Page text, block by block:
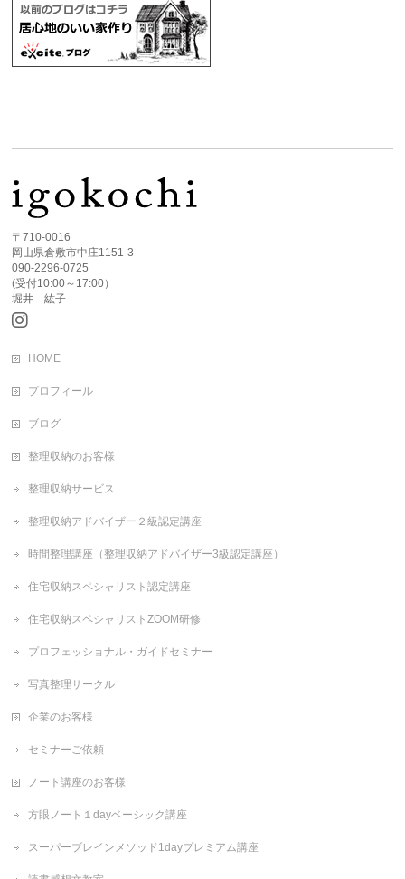
〒710-0016
岡山県倉敷市中庄1151-3
090-2296-0725
(受付10:00～17:00）
堀井 紘子
HOME
プロフィール
ブログ
整理収納のお客様
整理収納サービス
整理収納アドバイザー２級認定講座
時間整理講座（整理収納アドバイザー3級認定講座）
住宅収納スペシャリスト認定講座
住宅収納スペシャリストZOOM研修
プロフェッショナル・ガイドセミナー
写真整理サークル
企業のお客様
セミナーご依頼
ノート講座のお客様
方眼ノート１dayベーシック講座
スーパーブレインメソッド1dayプレミアム講座